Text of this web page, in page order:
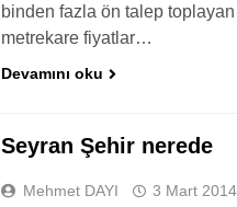
binden fazla ön talep
metrekare fiyatlar…
Devamını oku
Seyran Şehir nerede
Mehmet DAYI 3 Mart 2014